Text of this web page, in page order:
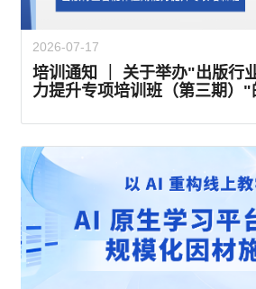
2026-07-17
培训通知 ｜ 关于举办"出版行
力提升专项培训班（第三期）"